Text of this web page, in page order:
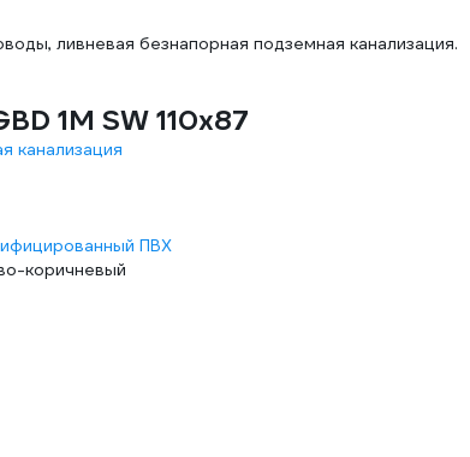
ливневая безнапорная подземная канализация.
1М SW 110x87
канализация
ПВХ
коричневый